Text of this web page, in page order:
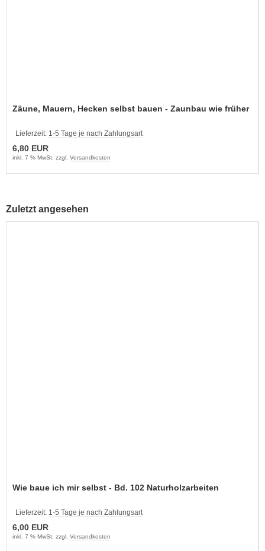
Zäune, Mauern, Hecken selbst bauen - Zaunbau wie früher
Lieferzeit: 1-5 Tage je nach Zahlungsart
6,80 EUR
inkl. 7 % MwSt. zzgl. Versandkosten
Zuletzt angesehen
Wie baue ich mir selbst - Bd. 102 Naturholzarbeiten
Lieferzeit: 1-5 Tage je nach Zahlungsart
6,00 EUR
inkl. 7 % MwSt. zzgl. Versandkosten